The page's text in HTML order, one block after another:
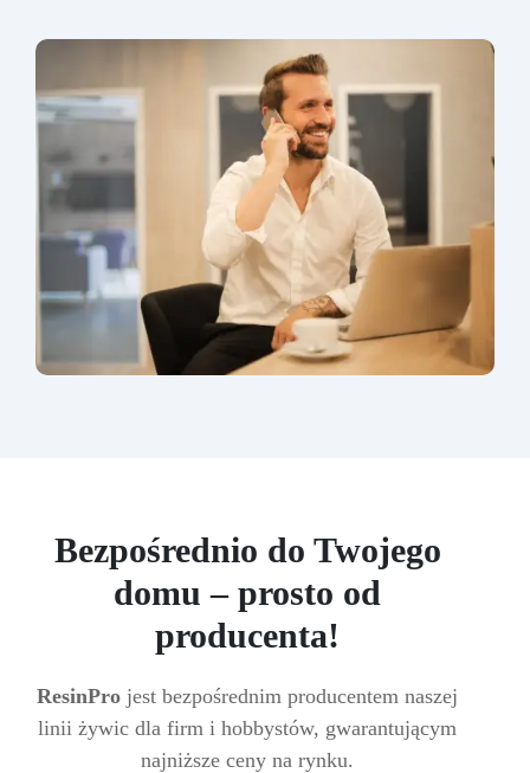
Bezpośrednio do Twojego
domu – prosto od
producenta!
ResinPro jest bezpośrednim producentem naszej
linii żywic dla firm i hobbystów, gwarantującym
najniższe ceny na rynku.